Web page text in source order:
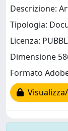
Descrizione:
Tipologia:
Licenza:
Dimensione
Formato